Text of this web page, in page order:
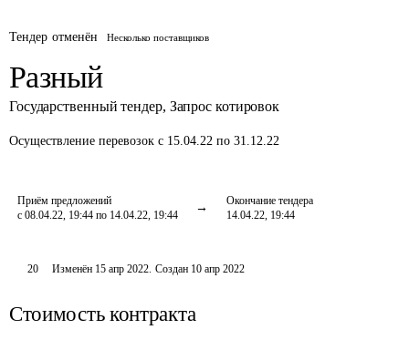
Тендер отменён Несколько поставщиков
Разный
Государственный тендер, Запрос котировок
Осуществление перевозок с 15.04.22 по 31.12.22
Приём предложений
с 08.04.22, 19:44 по 14.04.22, 19:44
Окончание тендера
14.04.22, 19:44
20 Изменён 15 апр 2022. Создан 10 апр 2022
Стоимость контракта